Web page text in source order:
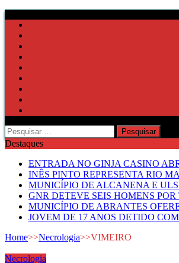
Pesquisar
por:
Destaques
ENTRADA NO GINJA CASINO
INÊS PINTO REPRESENTA RIO
MUNICÍPIO DE ALCANENA E
GNR DETEVE SEIS HOMENS
MUNICÍPIO DE ABRANTES
JOVEM DE 17 ANOS DETIDO
Home>>Necrologia>>VIMEIRO
Necrologia